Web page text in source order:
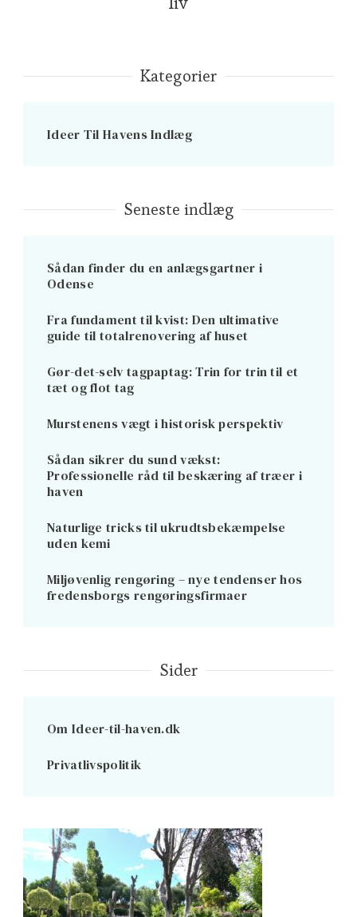
Kategorier
Ideer Til Havens Indlæg
Seneste indlæg
Sådan finder du en anlægsgartner i
Odense
Fra fundament til kvist: Den ultimative
guide til totalrenovering af huset
Gør-det-selv tagpaptag: Trin for trin til et
tæt og flot tag
Murstenens vægt i historisk perspektiv
Sådan sikrer du sund vækst:
Professionelle råd til beskæring af træer i
haven
Naturlige tricks til ukrudtsbekæmpelse
uden kemi
Miljøvenlig rengøring – nye tendenser hos
fredensborgs rengøringsfirmaer
Sider
Om Ideer-til-haven.dk
Privatlivspolitik